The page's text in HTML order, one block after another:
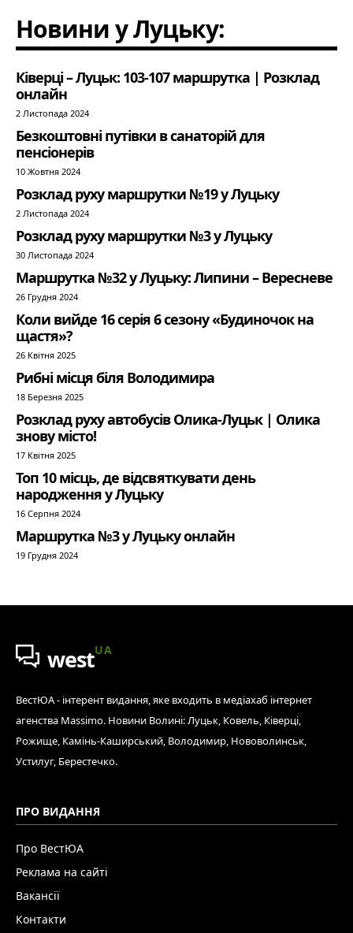
Новини у Луцьку:
Ківерці – Луцьк: 103-107 маршрутка | Розклад
онлайн
2 Листопада 2024
Безкоштовні путівки в санаторій для
пенсіонерів
10 Жовтня 2024
Розклад руху маршрутки №19 у Луцьку
2 Листопада 2024
Розклад руху маршрутки №3 у Луцьку
30 Листопада 2024
Маршрутка №32 у Луцьку: Липини – Вересневе
26 Грудня 2024
Коли вийде 16 серія 6 сезону «Будиночок на
щастя»?
26 Квітня 2025
Рибні місця біля Володимира
18 Березня 2025
Розклад руху автобусів Олика-Луцьк | Олика
знову місто!
17 Квітня 2025
Топ 10 місць, де відсвяткувати день
народження у Луцьку
16 Серпня 2024
Маршрутка №3 у Луцьку онлайн
19 Грудня 2024
westUA
ВестЮА - інтерент видання, яке входить в медіахаб інтернет
агенства Massimo. Новини Волині: Луцьк, Ковель, Ківерці,
Рожище, Камінь-Каширський, Володимир, Нововолинськ,
Устилуг, Берестечко.
ПРО ВИДАННЯ
Про ВестЮА
Реклама на сайті
Вакансії
Контакти